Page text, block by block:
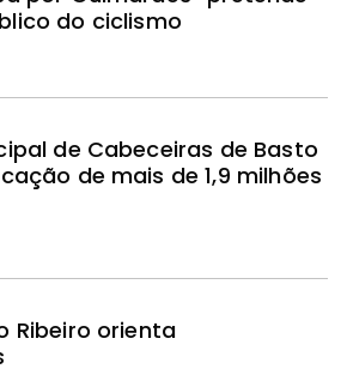
do ciclismo
de Cabeceiras de Basto
de mais de 1,9 milhões
Ribeiro orienta